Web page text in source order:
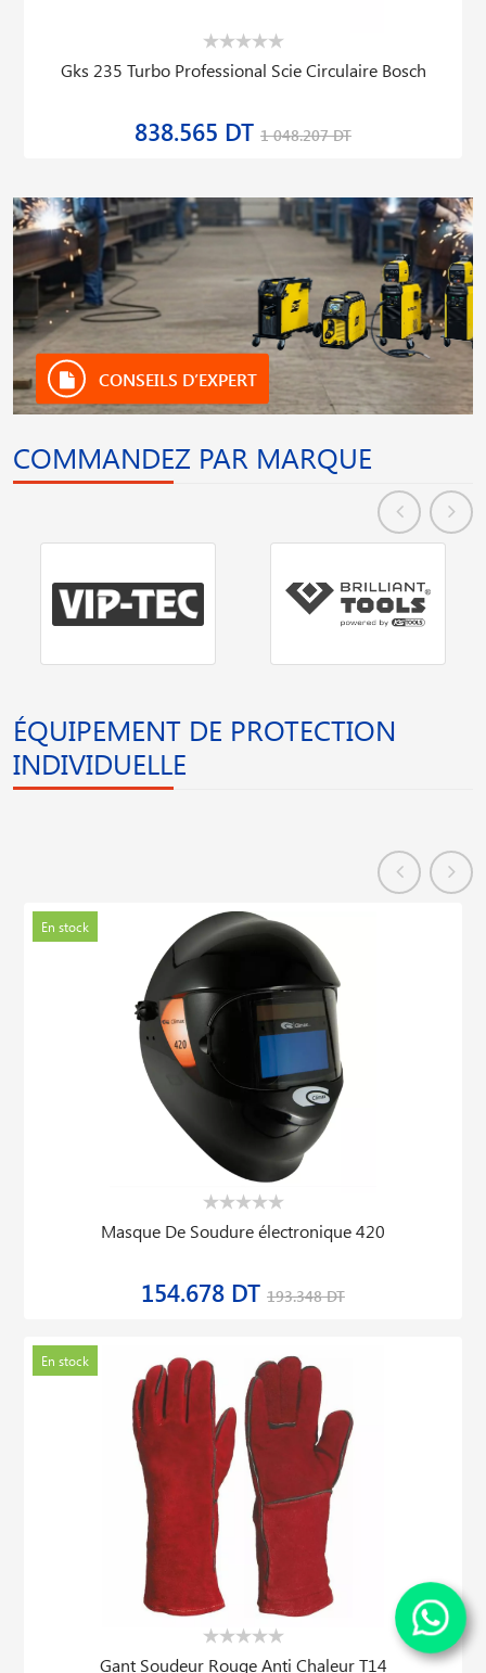
Gks 235 Turbo Professional Scie Circulaire Bosch
838.565 DT 1 048.207 DT
CONSEILS D’EXPERT
COMMANDEZ PAR MARQUE
ÉQUIPEMENT DE PROTECTION
INDIVIDUELLE
En stock
Masque De Soudure électronique 420
154.678 DT 193.348 DT
En stock
Gant Soudeur Rouge Anti Chaleur T14